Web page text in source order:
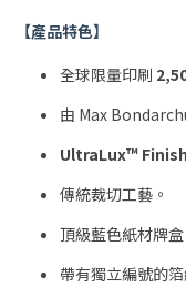
【產品特色】
全球限量印刷
由 Max
UltraLux™ Finish
傳統裁切工藝。
頂級藍色紙材牌
帶有獨立編號的箔